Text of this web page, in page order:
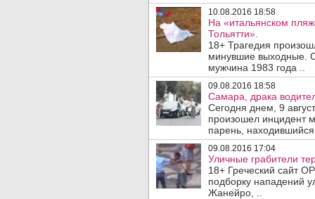
10.08.2016 18:58
На «итальянском
Тольятти».
18+ Трагедия
минувшие выходные.
мужчина 1983 года ..
09.08.2016 18:58
Самара, драка
Сегодня днем, 9
произошел инцидент
парень,
09.08.2016 17:04
Уличные грабители
18+ Греческий сайт
подборку нападений
Жанейро, ..